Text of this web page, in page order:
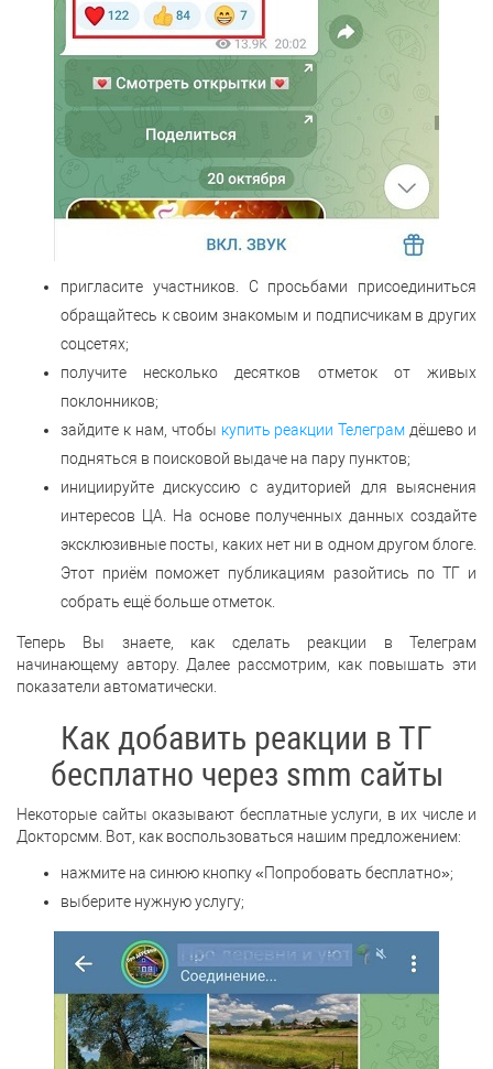
пригласите участников. С просьбами присоединиться
обращайтесь к своим знакомым и подписчикам в других
соцсетях;
получите несколько десятков отметок от живых
поклонников;
зайдите к нам, чтобы купить реакции Телеграм дёшево и
подняться в поисковой выдаче на пару пунктов;
инициируйте дискуссию с аудиторией для выяснения
интересов ЦА. На основе полученных данных создайте
эксклюзивные посты, каких нет ни в одном другом блоге.
Этот приём поможет публикациям разойтись по ТГ и
собрать ещё больше отметок.
Теперь Вы знаете, как сделать реакции в Телеграм
начинающему автору. Далее рассмотрим, как повышать эти
показатели автоматически.
Как добавить реакции в ТГ
бесплатно через smm сайты
Некоторые сайты оказывают бесплатные услуги, в их числе и
Докторсмм. Вот, как воспользоваться нашим предложением:
нажмите на синюю кнопку «Попробовать бесплатно»;
выберите нужную услугу;